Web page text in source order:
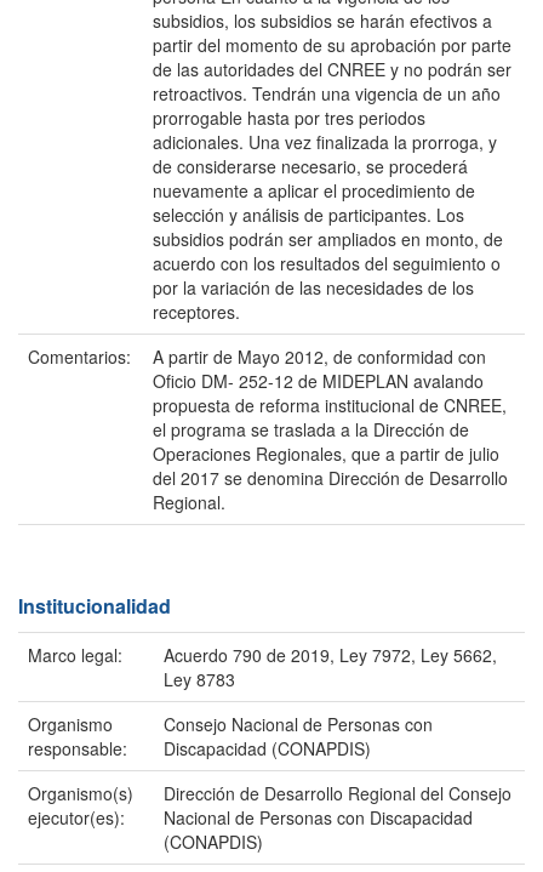
subsidios, los subsidios se harán efectivos a
partir del momento de su aprobación por parte
de las autoridades del CNREE y no podrán ser
retroactivos. Tendrán una vigencia de un año
prorrogable hasta por tres periodos
adicionales. Una vez finalizada la prorroga, y
de considerarse necesario, se procederá
nuevamente a aplicar el procedimiento de
selección y análisis de participantes. Los
subsidios podrán ser ampliados en monto, de
acuerdo con los resultados del seguimiento o
por la variación de las necesidades de los
receptores.
Comentarios:
A partir de Mayo 2012, de conformidad con
Oficio DM- 252-12 de MIDEPLAN avalando
propuesta de reforma institucional de CNREE,
el programa se traslada a la Dirección de
Operaciones Regionales, que a partir de julio
del 2017 se denomina Dirección de Desarrollo
Regional.
Institucionalidad
Marco legal:
Acuerdo 790 de 2019, Ley 7972, Ley 5662,
Ley 8783
Organismo
responsable:
Consejo Nacional de Personas con
Discapacidad (CONAPDIS)
Organismo(s)
ejecutor(es):
Dirección de Desarrollo Regional del Consejo
Nacional de Personas con Discapacidad
(CONAPDIS)